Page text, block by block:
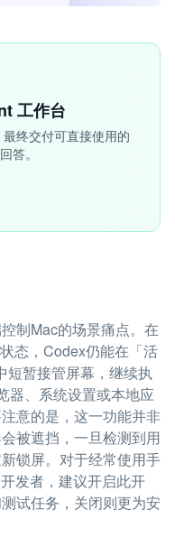
工作台
终交付可直接使用的
答。
制Mac的场景痛点。在
态，Codex仍能在「活
短暂接管屏幕，继续执
器、系统设置或本地应
意的是，这一功能并非
被遮挡，一旦检测到用
锁屏。对于经常使用手
发者，建议开启此开
试任务，关闭则更为安